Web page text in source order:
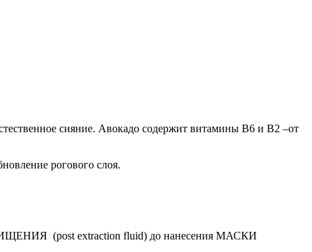
сияние. Авокадо содержит витамины В6 и В2 –от
рогового слоя.
(post extraction fluid) до нанесения МАСКИ